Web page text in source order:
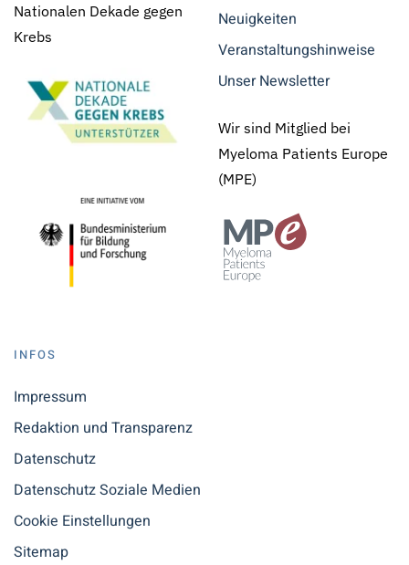
Nationalen Dekade gegen
Krebs
Neuigkeiten
Veranstaltungshinweise
Unser Newsletter
Wir sind Mitglied bei
Myeloma Patients Europe
(MPE)
INFOS
Impressum
Redaktion und Transparenz
Datenschutz
Datenschutz Soziale Medien
Cookie Einstellungen
Sitemap